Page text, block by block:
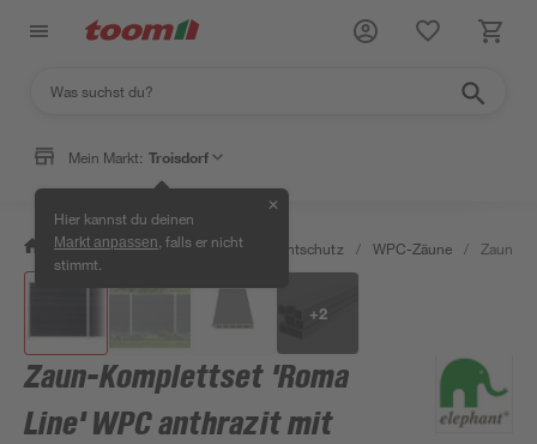
Mein Markt: Troisdorf
Hier kannst du deinen
Markt anpassen , falls er nicht
stimmt.
✕
/ Garten & Freizeit / Zäune & Sichtschutz / WPC-Zäune / Zaun-
+2
Zaun-Komplettset 'Roma
Line' WPC anthrazit mit